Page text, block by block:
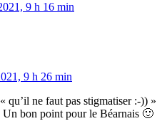
9 h 16 min
9 h 26 min
qu’il ne faut pas stigmatiser :-)) »
Un bon point pour le Béarnais 🙂